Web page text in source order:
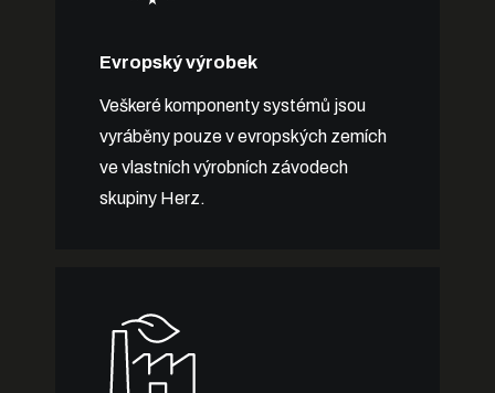
Evropský výrobek
Veškeré komponenty systémů jsou
vyráběny pouze v evropských zemích
ve vlastních výrobních závodech
skupiny Herz.